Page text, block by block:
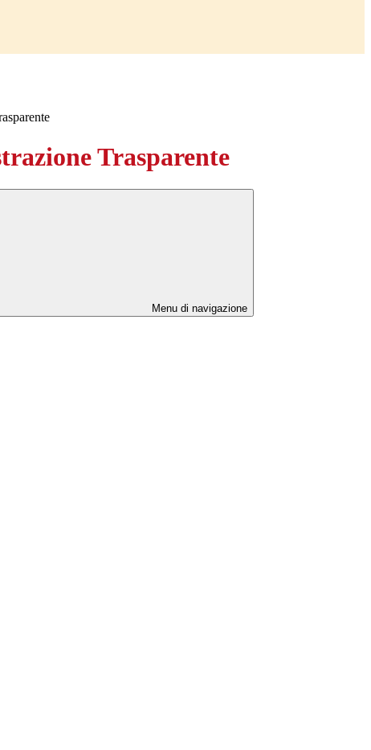
Trasparente
Menu di navigazione